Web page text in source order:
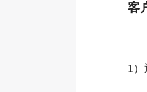
客
1